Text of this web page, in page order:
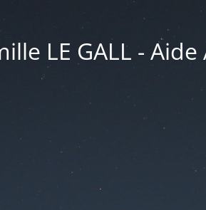
LE GALL -